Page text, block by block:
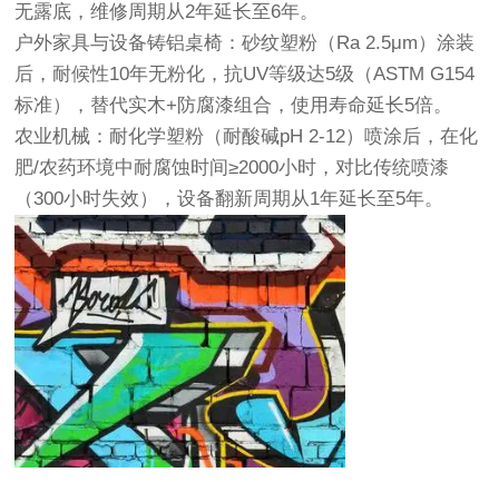
无露底，维修周期从2年延长至6年。
户外家具与设备铸铝桌椅：砂纹塑粉（Ra 2.5μm）涂装
后，耐候性10年无粉化，抗UV等级达5级（ASTM G154
标准），替代实木+防腐漆组合，使用寿命延长5倍。
农业机械：耐化学塑粉（耐酸碱pH 2-12）喷涂后，在化
肥/农药环境中耐腐蚀时间≥2000小时，对比传统喷漆
（300小时失效），设备翻新周期从1年延长至5年。